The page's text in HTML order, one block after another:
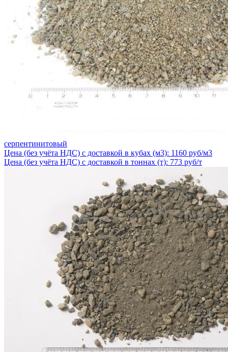
серпентинитовый
Цена (без учёта НДС) с доставкой в кубах (м3): 1160 руб/м3
Цена (без учёта НДС) с доставкой в тоннах (т): 773 руб/т